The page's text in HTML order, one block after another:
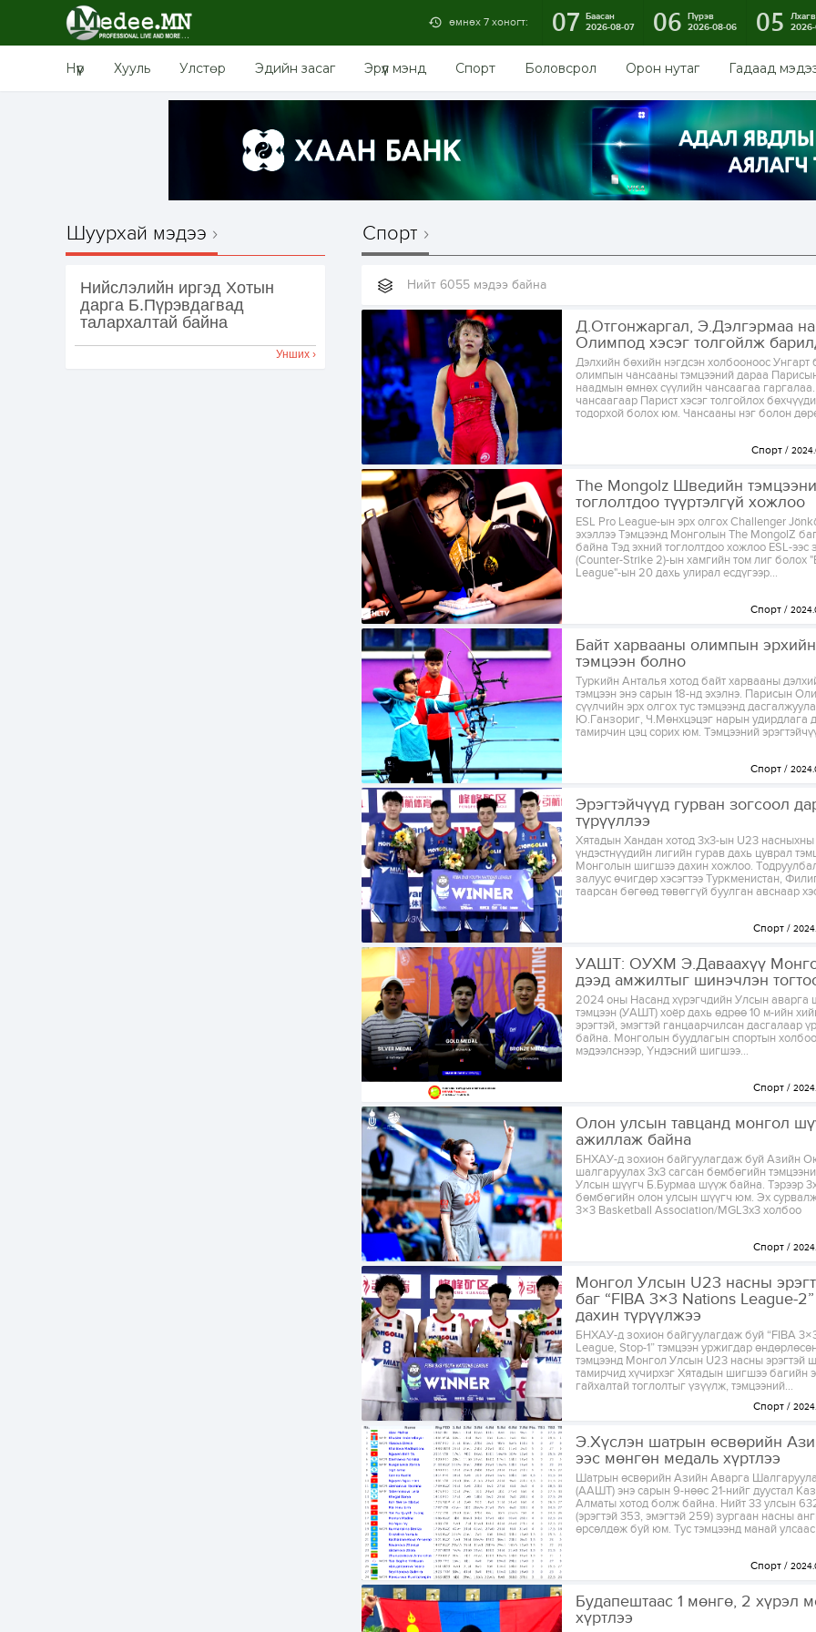
өмнөх 7 хоногт: 07 Баасан
2026-08-07
06 Пүрэв
2026-08-06
05
Нүүр Хууль Улстөр Эдийн засаг Эрүүл мэнд Спорт Боловсрол Орон нутаг Гадаад
Шуурхай мэдээ
Нийслэлийн иргэд Хотын
дарга Б.Пүрэвдагвад
талархалтай байна
Унших ›
Спорт
Нийт 6055 мэдээ байна
Д.Отгонжаргал, Э.Дэлгэрмаа
Олимпод хэсэг толгойлж
Дэлхийн бөхийн нэгдсэн холбооноос Унгарт
олимпын чансааны тэмцээний дараа
наадмын өмнөх сүүлийн чансаагаа
чансаагаар Парист хэсэг толгойлох
тодорхой болох юм. Чансааны нэг болон
Спорт
The Mongolz Шведийн
тоглолтдоо түүртэлгүй хожлоо
ESL Pro League-ын эрх олгох Challenger
эхэллээ Тэмцээнд Монголын The MongolZ
байна Тэд эхний тоглолтдоо хожлоо ESL-ээс
(Counter-Strike 2)-ын хамгийн том лиг болох
League"-ын 20 дахь улирал есдүгээр...
Спорт
Байт харвааны олимпын
тэмцээн болно
Туркийн Анталья хотод байт харвааны
тэмцээн энэ сарын 18-нд эхэлнэ. Парисын
сүүлчийн эрх олгох тус тэмцээнд
Ю.Ганзориг, Ч.Мөнхцэцэг нарын удирдлага
тамирчин цэц сорих юм. Тэмцээний
Спорт
Эрэгтэйчүүд гурван зогсоол
түрүүллээ
Хятадын Хандан хотод 3х3-ын U23 насныхны
үндэстнүүдийн лигийн гурав дахь цуврал
Монголын шигшээ дахин хожлоо.
залуус өчигдөр хэсэгтээ Туркменистан,
таарсан бөгөөд төвөггүй буулган авснаар
Спорт
УАШТ: ОУХМ Э.Даваахүү
дээд амжилтыг шинэчлэн
2024 оны Насанд хүрэгчдийн Улсын аварга
тэмцээн (УАШТ) хоёр дахь өдрөө 10 м-ийн
эрэгтэй, эмэгтэй ганцаарчилсан дасгалаар
байна. Монголын буудлагын спортын
мэдээлснээр, Үндэсний шигшээ...
Спорт
Олон улсын тавцанд монгол
ажиллаж байна
БНХАУ-д зохион байгуулагдаж буй Азийн
шалгаруулах 3х3 сагсан бөмбөгийн
Улсын шүүгч Б.Бурмаа шүүж байна. Тэрээр
бөмбөгийн олон улсын шүүгч юм. Эх
3×3 Basketball Association/MGL3x3 холбоо
Спорт
Монгол Улсын U23 насны
баг “FIBA 3×3 Nations League-
дахин түрүүлжээ
БНХАУ-д зохион байгуулагдаж буй “FIBA
League, Stop-1” тэмцээн уржигдар
тэмцээнд Монгол Улсын U23 насны эрэгтэй
тамирчид хүчирхэг Хятадын шигшээ багийн
гайхалтай тоглолтыг үзүүлж, тэмцээний...
Спорт
Э.Хүслэн шатрын өсвөрийн
ээс мөнгөн медаль хүртлээ
Шатрын өсвөрийн Азийн Аварга
(ААШТ) энэ сарын 9-нөөс 21-нийг дуустал
Алматы хотод болж байна. Нийт 33 улсын
(эрэгтэй 353, эмэгтэй 259) зургаан насны
өрсөлдөж буй юм. Тус тэмцээнд манай
Спорт
Будапештаас 1 мөнгө, 2 хүрэл
хүртлээ